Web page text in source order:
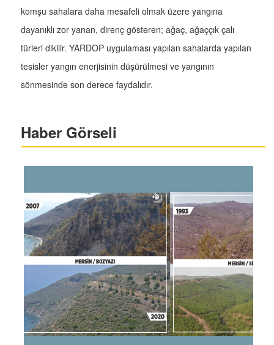
komşu sahalara daha mesafeli olmak üzere yangına
dayanıklı zor yanan, direnç gösteren; ağaç, ağaççık çalı
türleri dikilir. YARDOP uygulaması yapılan sahalarda yapılan
tesisler yangın enerjisinin düşürülmesi ve yangının
sönmesinde son derece faydalıdır.
Haber Görseli